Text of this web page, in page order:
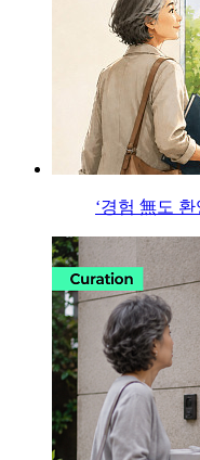
‘경험 無도